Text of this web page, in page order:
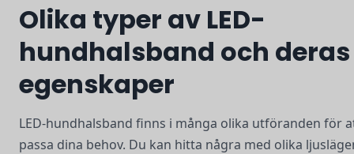
Olika typer av LED-
hundhalsband och deras
egenskaper
LED-hundhalsband finns i många olika utföranden för
passa dina behov. Du kan hitta några med olika